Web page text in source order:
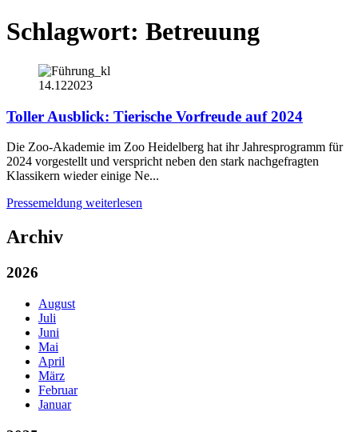
Schlagwort: Betreuung
14.122023
Toller Ausblick: Tierische Vorfreude auf 2024
Die Zoo-Akademie im Zoo Heidelberg hat ihr Jahresprogramm für
2024 vorgestellt und verspricht neben den stark nachgefragten
Klassikern wieder einige Ne...
Pressemeldung weiterlesen
Archiv
2026
August
Juli
Juni
Mai
April
März
Februar
Januar